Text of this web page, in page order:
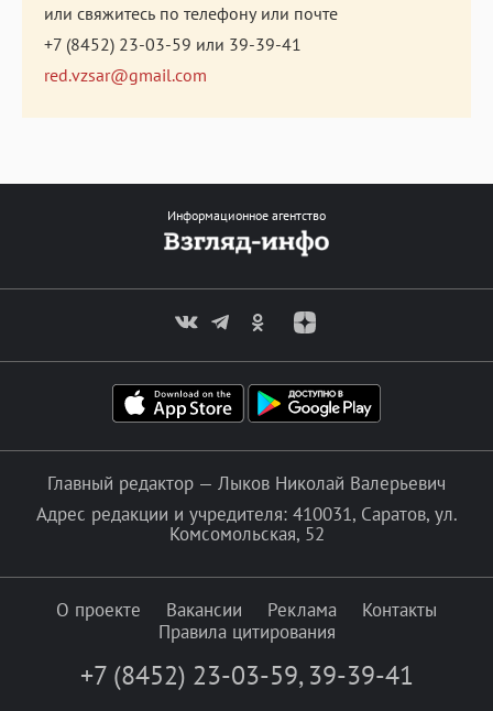
или свяжитесь по телефону или почте
+7 (8452) 23-03-59 или 39-39-41
red.vzsar@gmail.com
Информационное агентство
Главный редактор — Лыков Николай Валерьевич
Адрес редакции и учредителя: 410031, Саратов, ул.
Комсомольская, 52
О проекте Вакансии Реклама
Контакты
Правила цитирования
+7 (8452) 23-03-59, 39-39-41